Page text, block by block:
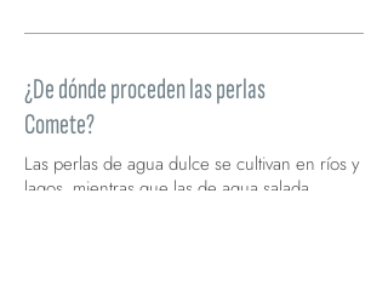
¿De dónde proceden las perlas
Comete?
Las perlas de agua dulce se cultivan en ríos y
lagos, mientras que las de agua salada,